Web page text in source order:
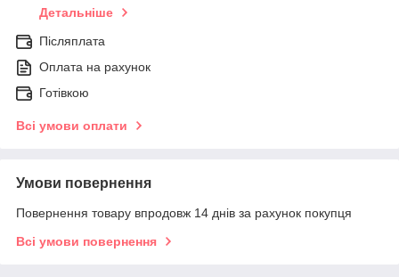
Детальніше
Післяплата
Оплата на рахунок
Готівкою
Всі умови оплати
Умови повернення
Повернення товару впродовж 14 днів за рахунок покупця
Всі умови повернення